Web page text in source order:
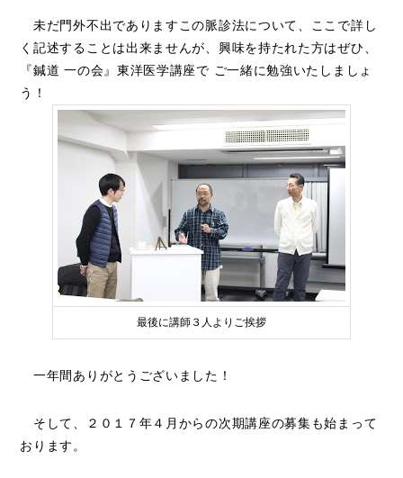
未だ門外不出でありますこの脈診法について、ここで詳し
く記述することは出来ませんが、興味を持たれた方はぜひ、
『鍼道 一の会』東洋医学講座で ご一緒に勉強いたしましょ
う！
最後に講師３人よりご挨拶
一年間ありがとうございました！
そして、２０１７年４月からの次期講座の募集も始まって
おります。